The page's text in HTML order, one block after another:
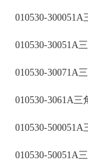
010530-
010530-30051A
010530-30071A
010530-3061A三
010530-
010530-50051A